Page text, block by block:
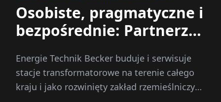
Osobiste, pragmatyczne i
bezpośrednie: Partnerzy
napięcia
Energie Technik Becker buduje i serwisuje
stacje transformatorowe na terenie całego
kraju i jako rozwinięty zakład rzemieślniczy